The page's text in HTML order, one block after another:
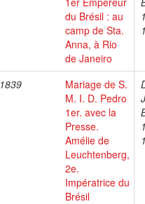
du Brésil : au
camp de Sta.
Anna, à Rio
de Janeiro
1839
Mariage de S.
M. I. D. Pedro
1er. avec la
Presse.
Amélie de
Leuchtenberg,
2e.
Impératrice du
Brésil